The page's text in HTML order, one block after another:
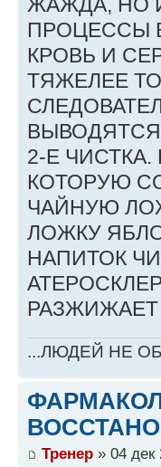
ЖАЖДА, НО
ПРОЦЕССЫ
КРОВЬ И
ТЯЖЕЛЕЕ
2-Е
КОТОРУЮ
ЧАЙНУЮ
ЛОЖКУ
НАПИТОК
РАЗЖИЖАЕТ
...ЛЮДЕЙ НЕ
Тренер » 04 дек